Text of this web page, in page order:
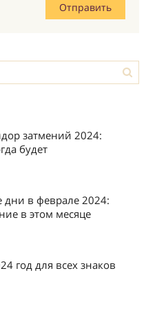
затмений 2024:
будет
дни в феврале 2024:
в этом месяце
год для всех знаков